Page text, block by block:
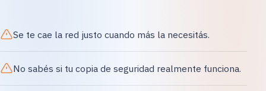
Se te cae la red justo cuando más la necesitás.
No sabés si tu copia de seguridad realmente funciona.